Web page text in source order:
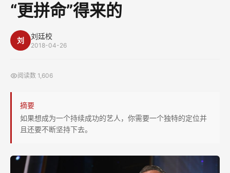
“更拼命”得来的
刘 刘廷校
2018-04-26
阅读数 1,606
摘要
如果想成为一个持续成功的艺人，你需要一个独特的定位并
且还要不断坚持下去。